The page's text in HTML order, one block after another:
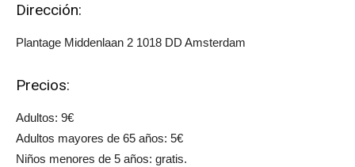
Dirección:
Plantage Middenlaan 2 1018 DD Amsterdam
Precios:
Adultos: 9€
Adultos mayores de 65 años: 5€
Niños menores de 5 años: gratis.